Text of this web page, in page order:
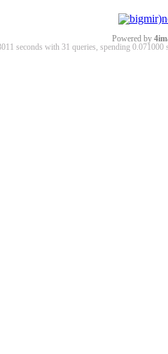
Powered by
seconds with 31 queries, spending